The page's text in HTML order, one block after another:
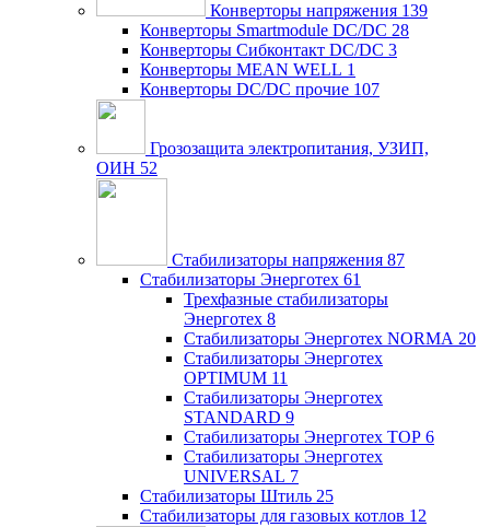
Конверторы напряжения 139
Конверторы Smartmodule DC/DC 28
Конверторы Сибконтакт DC/DC 3
Конверторы MEAN WELL 1
Конверторы DC/DC прочие 107
Грозозащита электропитания, УЗИП,
ОИН 52
Стабилизаторы напряжения 87
Стабилизаторы Энерготех 61
Трехфазные стабилизаторы
Энерготех 8
Стабилизаторы Энерготех NORMA 20
Стабилизаторы Энерготех
OPTIMUM 11
Стабилизаторы Энерготех
STANDARD 9
Стабилизаторы Энерготех TOP 6
Стабилизаторы Энерготех
UNIVERSAL 7
Стабилизаторы Штиль 25
Стабилизаторы для газовых котлов 12